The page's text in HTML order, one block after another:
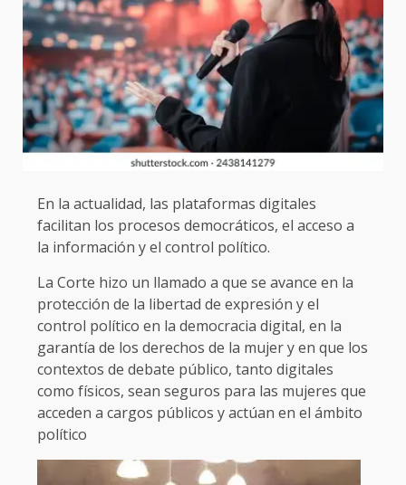
En la actualidad, las plataformas digitales
facilitan los procesos democráticos, el acceso a
la información y el control político.
La Corte hizo un llamado a que se avance en la
protección de la libertad de expresión y el
control político en la democracia digital, en la
garantía de los derechos de la mujer y en que los
contextos de debate público, tanto digitales
como físicos, sean seguros para las mujeres que
acceden a cargos públicos y actúan en el ámbito
político